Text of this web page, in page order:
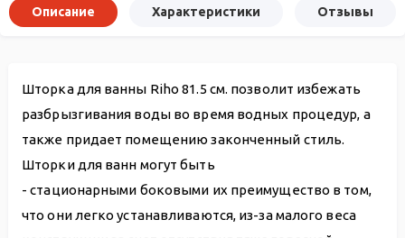
Описание Характеристики Отзывы
Шторка для ванны Riho 81.5 см. позволит избежать
разбрызгивания воды во время водных процедур, а
также придает помещению законченный стиль.
Шторки для ванн могут быть
- стационарными боковыми их преимущество в том,
что они легко устанавливаются, из-за малого веса